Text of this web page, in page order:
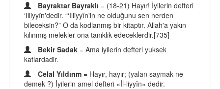
Bayraktar Bayraklı = (18-21) Hayır! İyilerin defteri
‘Illiyyîn'dedir. “‘Illiyyîn'in ne olduğunu sen nerden
bileceksin?” O da kodlanmış bir kitaptır. Allah'a yakın
kılınmış melekler ona tanıklık edeceklerdir.[735]
Bekir Sadak = Ama iyilerin defteri yuksek
katlardadir.
Celal Yıldırım = Hayır, hayır; (yalan saymak ne
demek ?) İyilerin amel defteri «İl-liyyîn» dedir.